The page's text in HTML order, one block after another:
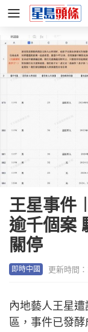
王星事件
逾千個案
關停
即時中國 更新時間
內地藝人王星
區，事件已發